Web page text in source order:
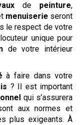
de peinture,
menuiserie seront
le respect de votre
unique pour
de votre intérieur
à faire dans votre
? Il est important
qui s’assurera
aux normes et
plus exigeants. À